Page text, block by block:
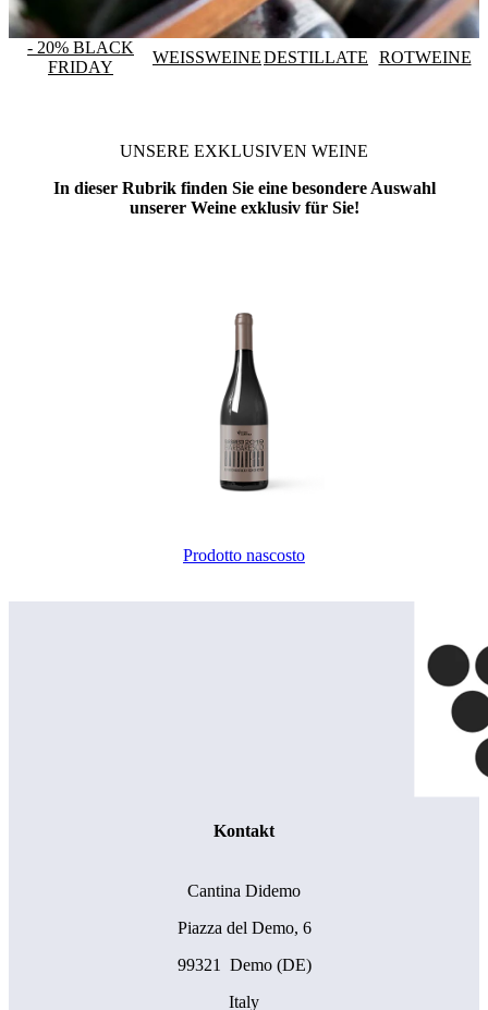
- 20% BLACK
FRIDAY
WEISSWEINEDESTILLATE ROTWEINE
UNSERE EXKLUSIVEN WEINE
In dieser Rubrik finden Sie eine besondere Auswahl
unserer Weine exklusiv für Sie!
Prodotto nascosto
Kontakt
Cantina Didemo
Piazza del Demo, 6
99321 Demo (DE)
Italy